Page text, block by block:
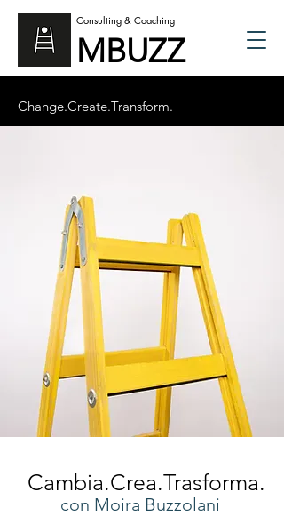
MBUZZ
Consulting & Coaching
Change.Create.Transform.
Cambia.Crea.Trasforma.
con Moira Buzzolani